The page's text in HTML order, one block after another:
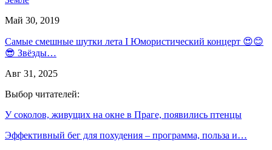
Май 30, 2019
Самые смешные шутки лета I Юмористический концерт 😍😊
😎 Звёзды…
Авг 31, 2025
Выбор читателей:
У соколов, живущих на окне в Праге, появились птенцы
Эффективный бег для похудения – программа, польза и…